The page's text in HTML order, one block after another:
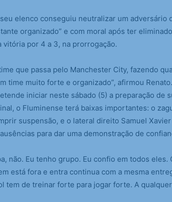
elenco conseguiu neutralizar um adversário
organizado” e com moral após ter
vitória por 4 a 3, na prorrogação.
que passa pelo Manchester City, fazendo
time muito forte e organizado”, afirmou Renato.
iniciar neste sábado (5) a preparação de
o Fluminense terá baixas importantes: o
suspensão, e o lateral direito Samuel
para dar uma demonstração de
não. Eu tenho grupo. Eu confio em todos
está fora e entra continua com a mesma
tem de treinar forte para jogar forte. A